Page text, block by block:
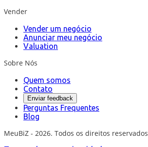
Vender
Vender um negócio
Anunciar meu negócio
Valuation
Sobre Nós
Quem somos
Contato
Enviar feedback
Perguntas Frequentes
Blog
MeuBiZ - 2026. Todos os direitos reservados